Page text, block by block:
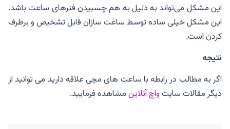
این مشکل می‌تواند به دلیل به هم چسبیدن فنرهای ساعت باشد.
این مشکل خیلی ساده توسط ساعت سازان قابل تشخیص و برطرف
کردن است.
نتیجه
اگر به مطالب در رابطه با ساعت های مچی علاقه دارید می توانید از
دیگر مقالات سایتواچ آنلاینمشاهده فرمایید.